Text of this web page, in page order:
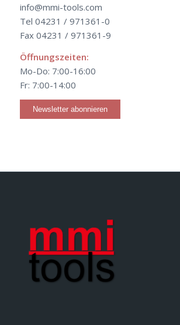
info@mmi-tools.com
Tel 04231 / 971361-0
Fax 04231 / 971361-9
Öffnungszeiten:
Mo-Do: 7:00-16:00
Fr: 7:00-14:00